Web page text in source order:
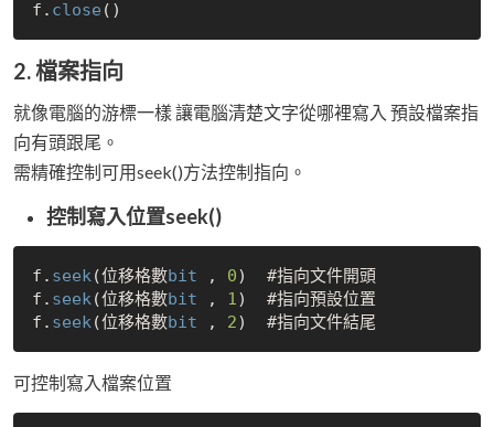
f. close
2. 檔案指向
就像電腦的游標一樣 讓電腦清楚文字從哪裡寫入 預設檔案指
向有頭跟尾。
需精確控制可用seek()方法控制指向。
控制寫入位置seek()
f. seek(位移格數bit , 0)  #指向文件開頭
f. seek(位移格數bit , 1)  #指向預設位置
f. seek(位移格數bit , 2
可控制寫入檔案位置